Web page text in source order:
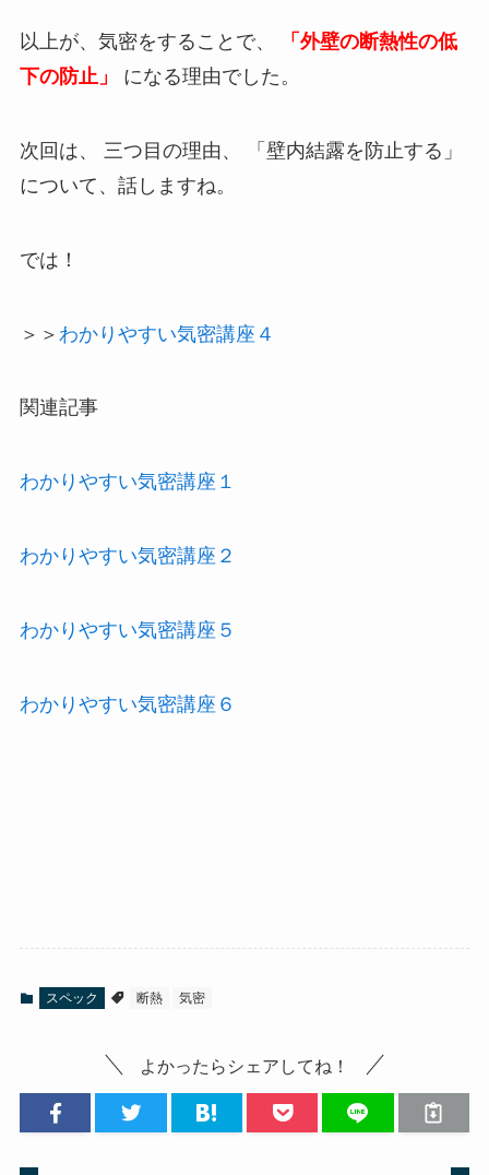
以上が、気密をすることで、
「外壁の断熱性の低
下の防止」
になる理由でした。
次回は、 三つ目の理由、 「壁内結露を防止する」
について、話しますね。
では！
＞＞ わかりやすい気密講座４
関連記事
わかりやすい気密講座１
わかりやすい気密講座２
わかりやすい気密講座５
わかりやすい気密講座６
スペック 断熱 気密
よかったらシェアしてね！